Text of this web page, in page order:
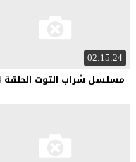
02:15:24
مسلسل شراب التوت الحلقة 124